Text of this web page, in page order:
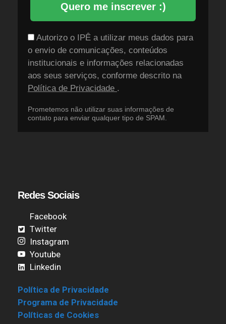
Quero me inscrever :)
Autorizo o IPÊ a utilizar meus dados para
o envio de comunicações, conteúdos
institucionais e informações relacionadas
aos seus serviços, conforme descrito na
Política de Privacidade .
Prometemos não utilizar suas informações de
contato para enviar qualquer tipo de SPAM.
Redes Sociais
Facebook
Twitter
Instagram
Youtube
Linkedin
Política de Privacidade
Programa de Privacidade
Políticas de Cookies